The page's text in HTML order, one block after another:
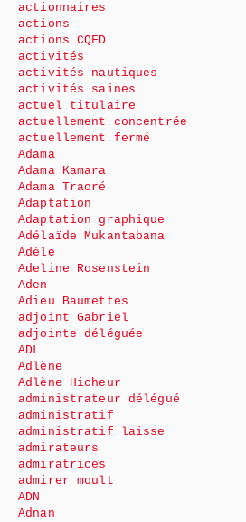
actionnaires
actions
actions CQFD
activités
activités nautiques
activités saines
actuel titulaire
actuellement concentrée
actuellement fermé
Adama
Adama Kamara
Adama Traoré
Adaptation
Adaptation graphique
Adélaïde Mukantabana
Adèle
Adeline Rosenstein
Aden
Adieu Baumettes
adjoint Gabriel
adjointe déléguée
ADL
Adlène
Adlène Hicheur
administrateur délégué
administratif
administratif laisse
admirateurs
admiratrices
admirer moult
ADN
Adnan